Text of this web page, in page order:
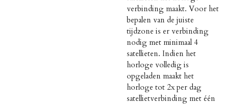
verbinding maakt. Voor het
bepalen van de juiste
tijdzone is er verbinding
nodig met minimaal 4
satellieten. Indien het
horloge volledig is
opgeladen maakt het
horloge tot 2x per dag
satellietverbinding met één